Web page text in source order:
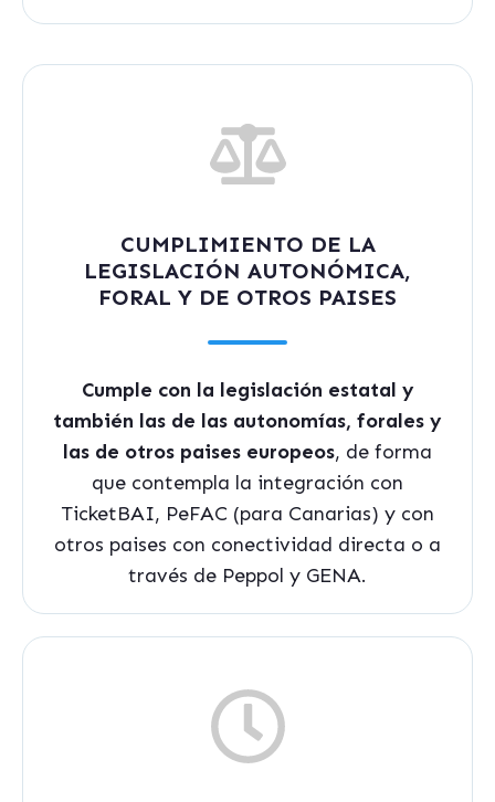
CUMPLIMIENTO DE LA
LEGISLACIÓN AUTONÓMICA,
FORAL Y DE OTROS PAISES
Cumple con la legislación estatal y
también las de las autonomías, forales y
las de otros paises europeos, de forma
que contempla la integración con
TicketBAI, PeFAC (para Canarias) y con
otros paises con conectividad directa o a
través de Peppol y GENA.